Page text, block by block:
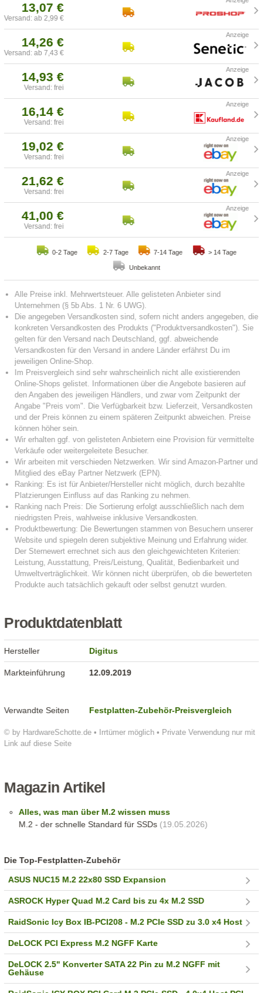
13,07 €
Versand: ab 2,99 €
14,26 €
Versand: ab 7,43 €
14,93 €
Versand: frei
16,14 €
Versand: frei
19,02 €
Versand: frei
21,62 €
Versand: frei
41,00 €
Versand: frei
0-2 Tage 2-7 Tage 7-14 Tage > 14 Tage
Unbekannt
Produktdatenblatt
© by HardwareSchotte.de • Irrtümer möglich • Private Verwendung nur mit
Link auf diese Seite
Hersteller Digitus
Markteinführung 12.09.2019
Verwandte Seiten Festplatten-Zubehör-Preisvergleich
Magazin Artikel
Alles, was man über M.2 wissen muss
M.2 - der schnelle Standard für SSDs(19.05.2026)
Die Top-Festplatten-Zubehör
ASUS NUC15 M.2 22x80 SSD Expansion
ASROCK Hyper Quad M.2 Card bis zu 4x M.2 SSD
RaidSonic Icy Box IB-PCI208 - M.2 PCIe SSD zu 3.0 x4 Host
DeLOCK PCI Express M.2 NGFF Karte
DeLOCK 2.5" Konverter SATA 22 Pin zu M.2 NGFF mit
Gehäuse